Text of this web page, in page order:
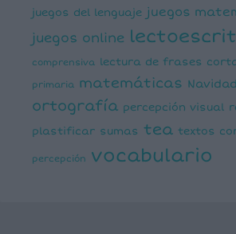
juegos del lenguaje juegos
juegos online
comprensiva lectura de frases
primaria matemáticas Navidad
ortografía percepción visual
plastificar sumas tea textos
percepción vocabulario